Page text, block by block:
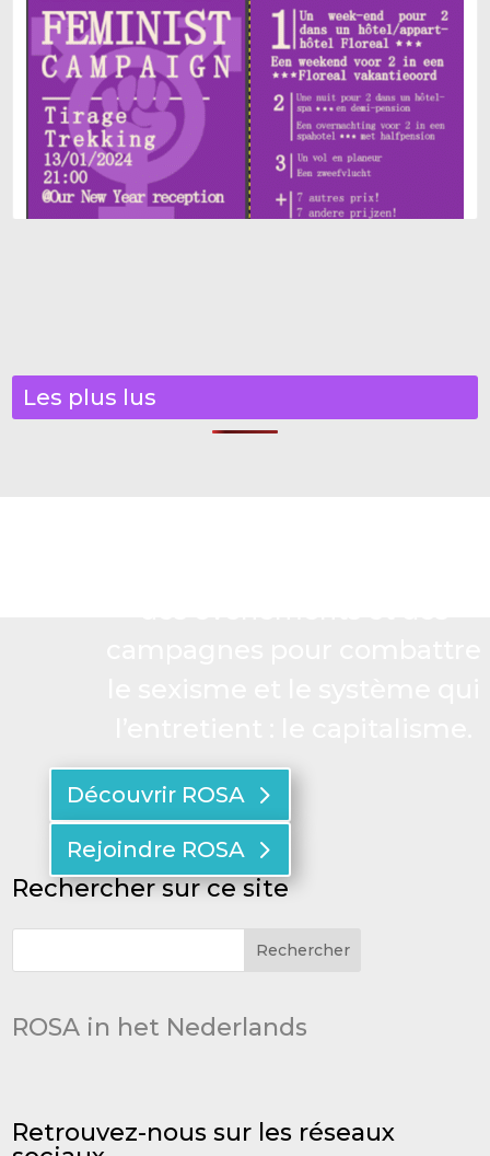
Les plus lus
Découvrir ROSA
Rejoindre ROSA
Rechercher sur ce site
ROSA in het Nederlands
Retrouvez-nous sur les réseaux